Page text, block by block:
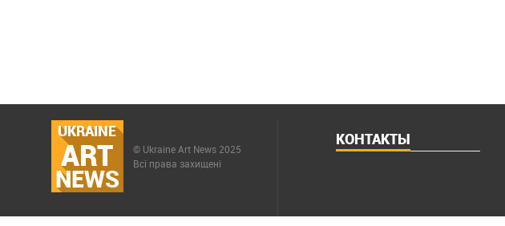
UKRAINE
ART
NEWS
© Ukraine Art News 2025
Всі права захищені
КОНТАКТЫ